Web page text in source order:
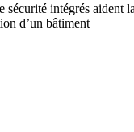
sécurité intégrés aident
d’un bâtiment